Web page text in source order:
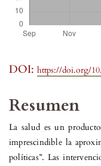
DOI: https://doi.org/
Resumen
La salud es un
imprescindible la
políticas”. Las